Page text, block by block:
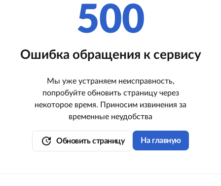
500
Ошибка обращения к сервису
Мы уже устраняем неисправность,
попробуйте обновить страницу через
некоторое время. Приносим извинения за
временные неудобства
update Обновить страницу На главную